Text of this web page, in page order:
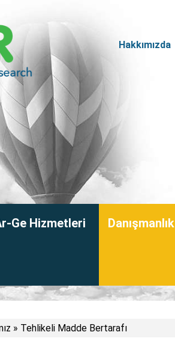
Hakkımızda
Ge Hizmetleri Danışmanlık
» Tehlikeli Madde Bertarafı